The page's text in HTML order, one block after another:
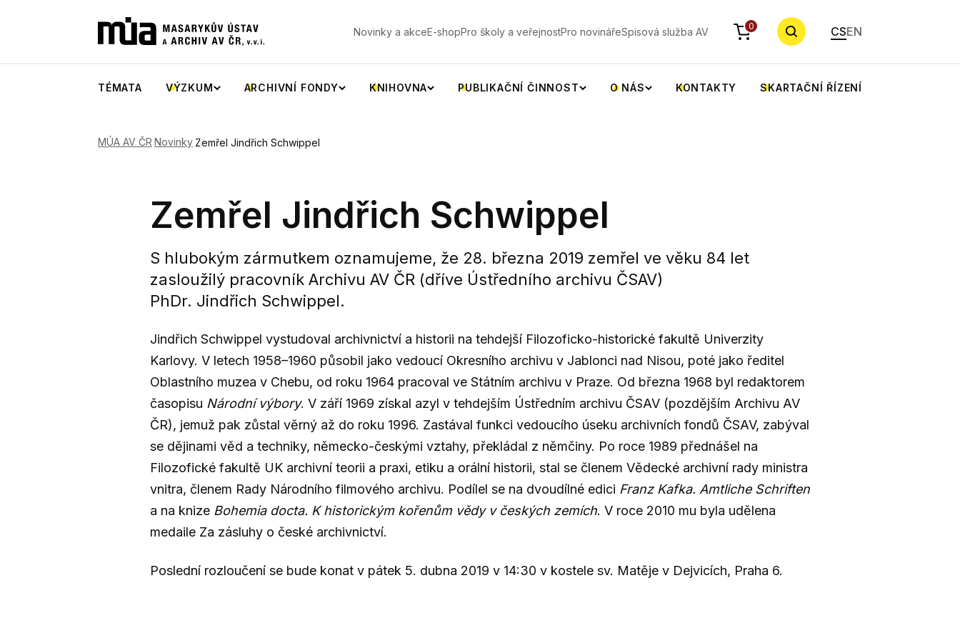
Novinky a akceE-shopPro školy a veřejnostPro novinářeSpisová služba AV 0 CSEN
TÉMATA VÝZKUM ARCHIVNÍ FONDY KNIHOVNA PUBLIKAČNÍ ČINNOST O NÁS KONTAKTY SKARTAČNÍ ŘÍZENÍ
MÚA AV ČR Novinky Zemřel Jindřich Schwippel
Zemřel Jindřich Schwippel
S hlubokým zármutkem oznamujeme, že 28. března 2019 zemřel ve věku 84 let
zasloužilý pracovník Archivu AV ČR (dříve Ústředního archivu ČSAV)
PhDr. Jindřich Schwippel.
Jindřich Schwippel vystudoval archivnictví a historii na tehdejší Filozoficko-historické fakultě Univerzity
Karlovy. V letech 1958–1960 působil jako vedoucí Okresního archivu v Jablonci nad Nisou, poté jako ředitel
Oblastního muzea v Chebu, od roku 1964 pracoval ve Státním archivu v Praze. Od března 1968 byl redaktorem
časopisu Národní výbory. V září 1969 získal azyl v tehdejším Ústředním archivu ČSAV (pozdějším Archivu AV
ČR), jemuž pak zůstal věrný až do roku 1996. Zastával funkci vedoucího úseku archivních fondů ČSAV, zabýval
se dějinami věd a techniky, německo-českými vztahy, překládal z němčiny. Po roce 1989 přednášel na
Filozofické fakultě UK archivní teorii a praxi, etiku a orální historii, stal se členem Vědecké archivní rady ministra
vnitra, členem Rady Národního filmového archivu. Podílel se na dvoudílné edici Franz Kafka. Amtliche Schriften
a na knize Bohemia docta. K historickým kořenům vědy v českých zemích. V roce 2010 mu byla udělena
medaile Za zásluhy o české archivnictví.
Poslední rozloučení se bude konat v pátek 5. dubna 2019 v 14:30 v kostele sv. Matěje v Dejvicích, Praha 6.